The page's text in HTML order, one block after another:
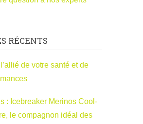
RÉCENTS
de votre santé et de
: Icebreaker Merinos Cool-
le compagnon idéal des